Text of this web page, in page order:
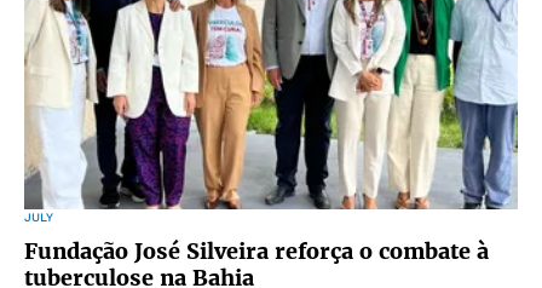
JULY
Fundação José Silveira reforça o combate à
tuberculose na Bahia